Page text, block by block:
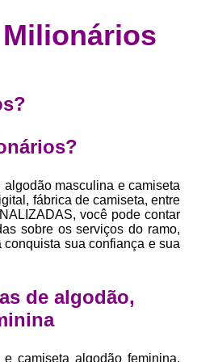
de Roupas
de Coleção de
de Estampa Exclusiva
Desenvolvimento
Desenvolvimento de
Desenvolvimento de
Desenvolvimento
de Estampas
Desenvolvimento Estampa de
masculina e camiseta
fábrica de camiseta, entre
você pode contar
sobre os serviços do ramo,
sua confiança e sua
de algodão,
camiseta algodão feminina,